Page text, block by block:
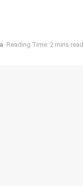
Reading Time: 2 mins read